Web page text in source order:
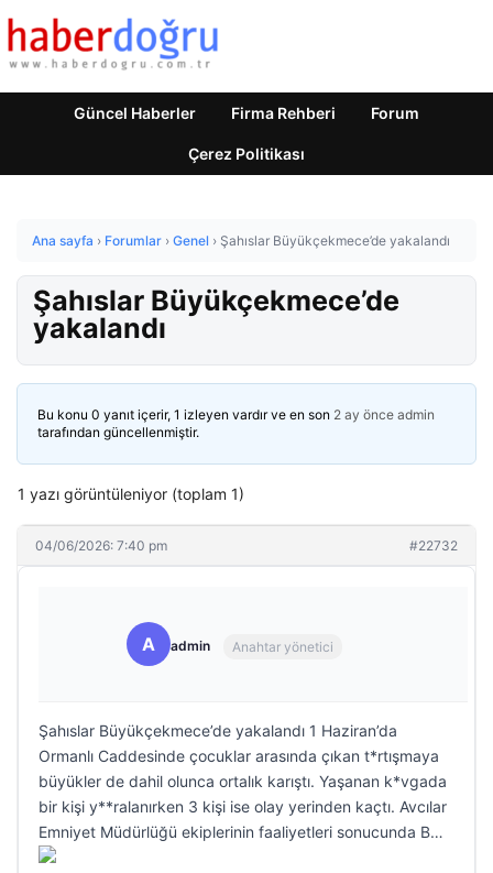
Güncel Haberler Firma Rehberi Forum
Çerez Politikası
Ana sayfa › Forumlar › Genel › Şahıslar Büyükçekmece’de yakalandı
Şahıslar Büyükçekmece’de
yakalandı
Bu konu 0 yanıt içerir, 1 izleyen vardır ve en son 2 ay önce admin
tarafından güncellenmiştir.
1 yazı görüntüleniyor (toplam 1)
04/06/2026: 7:40 pm #22732
A admin Anahtar yönetici
Şahıslar Büyükçekmece’de yakalandı 1 Haziran’da
Ormanlı Caddesinde çocuklar arasında çıkan t*rtışmaya
büyükler de dahil olunca ortalık karıştı. Yaşanan k*vgada
bir kişi y**ralanırken 3 kişi ise olay yerinden kaçtı. Avcılar
Emniyet Müdürlüğü ekiplerinin faaliyetleri sonucunda B…